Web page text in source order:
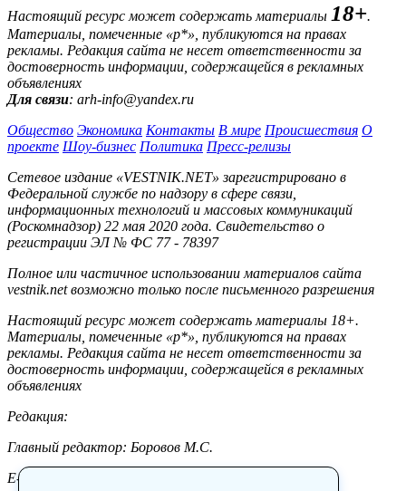
Настоящий ресурс может содержать материалы 18+.
Материалы, помеченные «р*», публикуются на правах
рекламы. Редакция сайта не несет ответственности за
достоверность информации, содержащейся в рекламных
объявлениях
Для связи: arh-info@yandex.ru
Общество Экономика Контакты В мире Происшествия О
проекте Шоу-бизнес Политика Пресс-релизы
Сетевое издание «VESTNIK.NET» зарегистрировано в
Федеральной службе по надзору в сфере связи,
информационных технологий и массовых коммуникаций
(Роскомнадзор) 22 мая 2020 года. Свидетельство о
регистрации ЭЛ № ФС 77 - 78397
Полное или частичное использовании материалов сайта
vestnik.net возможно только после письменного разрешения
Настоящий ресурс может содержать материалы 18+.
Материалы, помеченные «р*», публикуются на правах
рекламы. Редакция сайта не несет ответственности за
достоверность информации, содержащейся в рекламных
объявлениях
Редакция:
Главный редактор: Боровов М.С.
E-mail: site@vestnik.net, reb.msk@yandex.ru